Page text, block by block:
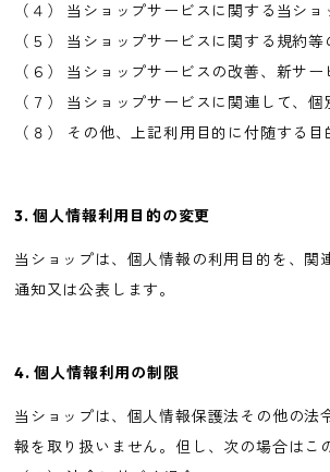
（４） 当ショップサービスに関する当シ
（５） 当ショップサービスに関する規約
（６） 当ショップサービスの改善、新サ
（７） 当ショップサービスに関連して、
（８） その他、上記利用目的に付随する目
3. 個人情報利用目的の変更
当ショップは、個人情報の利用目的を、
通知又は公表します。
4. 個人情報利用の制限
当ショップは、個人情報保護法その他の
報を取り扱いません。但し、次の場合はこ